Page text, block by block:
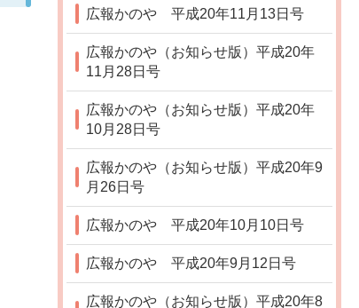
広報かのや 平成20年11月13日号
広報かのや（お知らせ版）平成20年
11月28日号
広報かのや（お知らせ版）平成20年
10月28日号
広報かのや（お知らせ版）平成20年9
月26日号
広報かのや 平成20年10月10日号
広報かのや 平成20年9月12日号
広報かのや（お知らせ版）平成20年8